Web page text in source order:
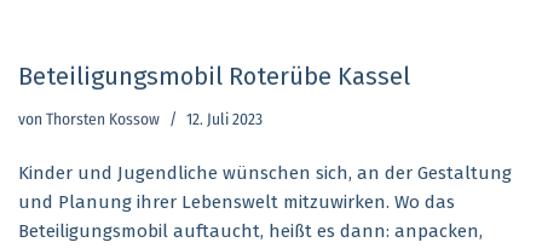
Beteiligungsmobil Roterübe Kassel
von Thorsten Kossow 12. Juli 2023
Kinder und Jugendliche wünschen sich, an der Gestaltung
und Planung ihrer Lebenswelt mitzuwirken. Wo das
Beteiligungsmobil auftaucht, heißt es dann: anpacken,